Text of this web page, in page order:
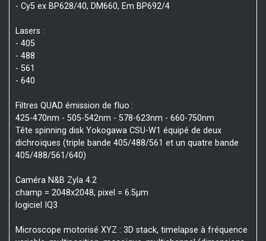
- Cy5 ex BP628/40, DM660, Em BP692/4
Lasers :
- 405
- 488
- 561
- 640
Filtres QUAD émission de fluo :
425-470nm - 505-542nm - 578-623nm - 660-750nm
Tête spinning disk Yokogawa CSU-W1 équipé de deux
dichroïques (triple bande 405/488/561 et un quatre bande
405/488/561/640)
Caméra N&B Zyla 4.2
champ = 2048x2048, pixel = 6.5µm
logiciel IQ3
Microscope motorisé XYZ : 3D stack, timelapse à fréquence